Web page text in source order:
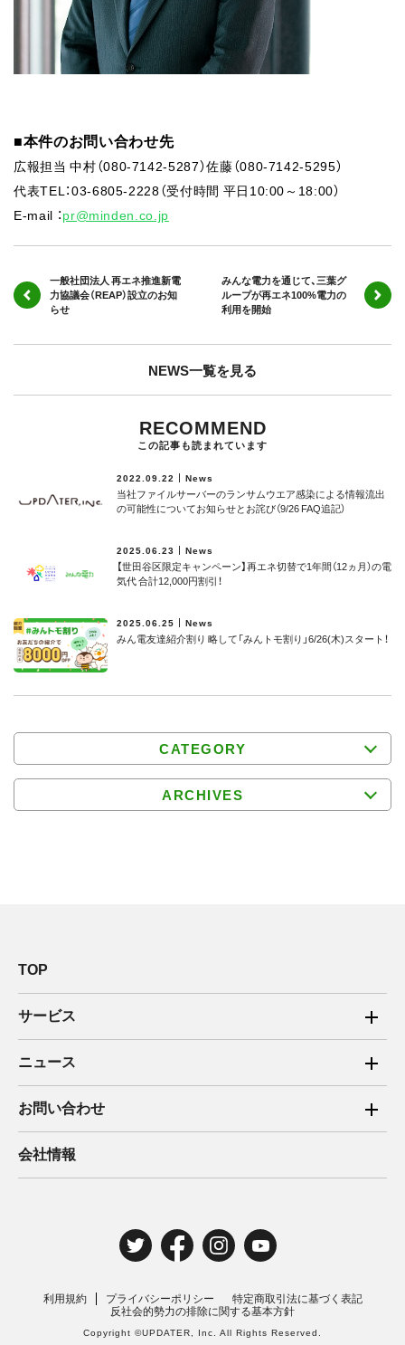
■本件のお問い合わせ先
広報担当 中村（080-7142-5287）佐藤（080-7142-5295）
代表TEL：03-6805-2228（受付時間 平日10:00～18:00）
E-mail ：pr@minden.co.jp
一般社団法人 再エネ推進新電
力協議会（REAP）設立のお知
らせ
みんな電力を通じて、三葉グ
ループが再エネ100%電力の
利用を開始
NEWS一覧を見る
RECOMMEND
この記事も読まれています
2022.09.22 News
当社ファイルサーバーのランサムウエア感染による情報流出
の可能性についてお知らせとお詫び（9/26 FAQ追記）
2025.06.23 News
【世田谷区限定キャンペーン】再エネ切替で1年間（12ヵ月）の電
気代 合計12,000円割引！
2025.06.25 News
みん電友達紹介割り 略して「みんトモ割り」6/26(木)スタート！
CATEGORY
ARCHIVES
TOP
サービス
ご家庭向け電力サービス
法人向け脱炭素サービス
住宅用太陽光売電 卒FIT
ニュース
2025年
2024年
2019年
お問い合わせ
ご家庭向け電力サービス・卒FIT電気の売電
法人向け脱炭素サービス・新電力向けサービス
電気工事のお申込み
会社情報
利用規約 プライバシーポリシー
特定商取引法に基づく表記
反社会的勢力の排除に関する基本方針
Copyright ©UPDATER, Inc. All Rights Reserved.